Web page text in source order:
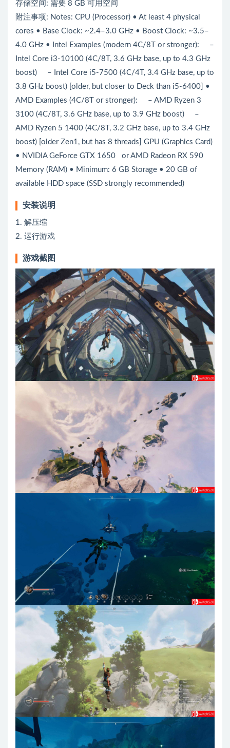
存储空间: 需要 8 GB 可用空间
附注事项: Notes: CPU (Processor) • At least 4 physical
cores • Base Clock: ~2.4–3.0 GHz • Boost Clock: ~3.5–
4.0 GHz • Intel Examples (modern 4C/8T or stronger): –
Intel Core i3-10100 (4C/8T, 3.6 GHz base, up to 4.3 GHz
boost) – Intel Core i5-7500 (4C/4T, 3.4 GHz base, up to
3.8 GHz boost) [older, but closer to Deck than i5-6400] •
AMD Examples (4C/8T or stronger): – AMD Ryzen 3
3100 (4C/8T, 3.6 GHz base, up to 3.9 GHz boost) –
AMD Ryzen 5 1400 (4C/8T, 3.2 GHz base, up to 3.4 GHz
boost) [older Zen1, but has 8 threads] GPU (Graphics Card)
• NVIDIA GeForce GTX 1650 or AMD Radeon RX 590
Memory (RAM) • Minimum: 6 GB Storage • 20 GB of
available HDD space (SSD strongly recommended)
安装说明
1. 解压缩
2. 运行游戏
游戏截图